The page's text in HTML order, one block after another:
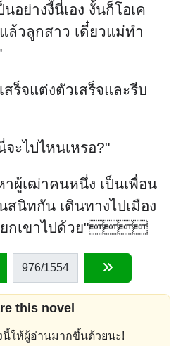
อย่างงี้นี่เอง งั้นก็โอเค
ล้วลูกสาว เดี๋ยวแม่ทำ
สร็จแต่งตัวเสร็จและรีบ
ะไปไหนเหรอ?"
าผู้เฒ่าคนหนึ่ง เป็นเพื่อน
สนิทกัน เดินทางไปเมือง
ยกเขาไปด้วย"
976/1554
this novel
นี้ให้ผู้อ่านมากขึ้นด้วยนะ!